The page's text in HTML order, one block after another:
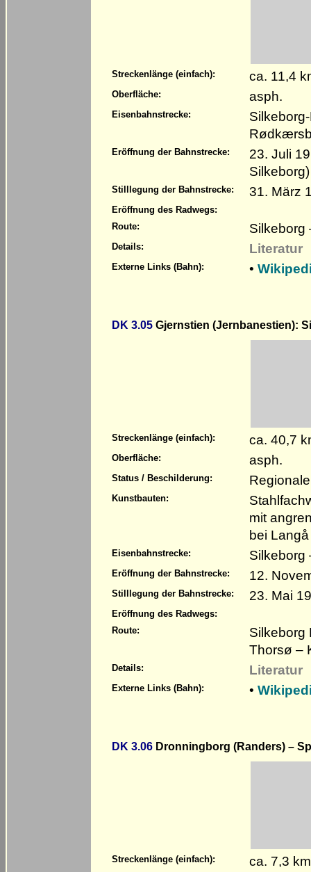
Streckenlänge (einfach): ca. 11,4
Oberfläche: asph.
Eisenbahnstrecke:
Eröffnung der Bahnstrecke:
23. Juli
Silkeborg)
Stilllegung der Bahnstrecke: 31. März
Eröffnung des Radwegs:
Route:
Details: Literatur
Externe Links (Bahn): •
DK 3.05 Gjernstien (Jernbanestien):
Streckenlänge (einfach): ca. 40,7
Oberfläche: asph.
Status / Beschilderung:
Kunstbauten:
mit
bei Langå
Eisenbahnstrecke: Silkeborg
Eröffnung der Bahnstrecke: 12.
Stilllegung der Bahnstrecke: 23. Mai
Eröffnung des Radwegs:
Route:
Silkeborg
Thorsø –
Details: Literatur
Externe Links (Bahn): •
DK 3.06 Dronningborg (Randers) –
Streckenlänge (einfach): ca. 7,3